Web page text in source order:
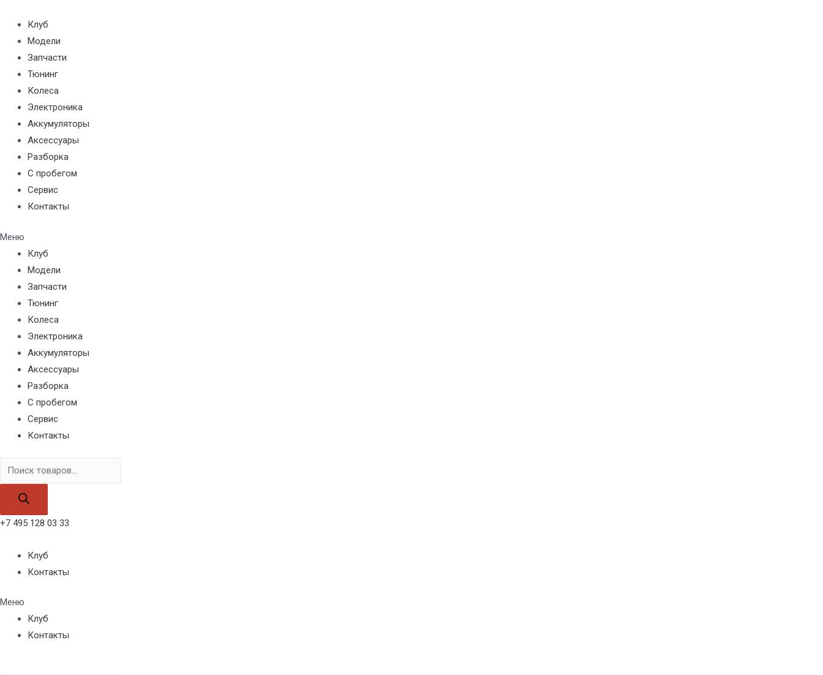
содержимому
Клуб
Модели
Запчасти
Тюнинг
Колеса
Электроника
Аккумуляторы
Аксессуары
Разборка
С пробегом
Сервис
Контакты
Меню
Клуб
Модели
Запчасти
Тюнинг
Колеса
Электроника
Аккумуляторы
Аксессуары
Разборка
С пробегом
Сервис
Контакты
Поиск
товаров
+7 495 128 03 33
Клуб
Контакты
Меню
Клуб
Контакты